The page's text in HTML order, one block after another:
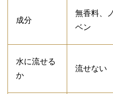
成分
無香料、
ベン
水に流せる
か
流せない